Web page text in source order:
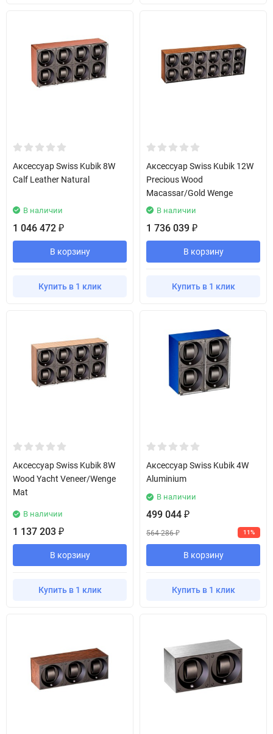
Аксессуар Swiss Kubik 8W
Calf Leather Natural
В наличии
1 046 472 ₽
В корзину
Купить в 1 клик
Аксессуар Swiss Kubik 12W
Precious Wood
Macassar/Gold Wenge
В наличии
1 736 039 ₽
В корзину
Купить в 1 клик
Аксессуар Swiss Kubik 8W
Wood Yacht Veneer/Wenge
Mat
В наличии
1 137 203 ₽
В корзину
Купить в 1 клик
Аксессуар Swiss Kubik 4W
Aluminium
В наличии
499 044 ₽
564 286₽ 11%
В корзину
Купить в 1 клик